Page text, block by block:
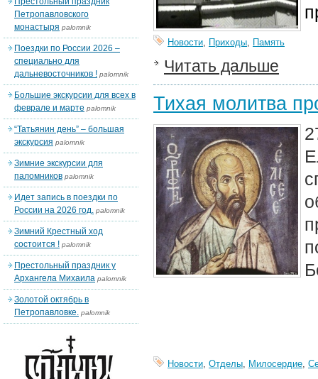
Новости, Приходы, Память
Читать дальше
Тихая молитва
Новости, Отделы, Милосердие,
Петропавловского
монастыря palomnik
Поездки по России 2026 –
специально для
дальневосточников ! palomnik
Большие экскурсии для всех в
феврале и марте palomnik
“Татьянин день” – большая
экскурсия palomnik
Зимние экскурсии для
паломников palomnik
Идет запись в поездки по
России на 2026 год. palomnik
Зимний Крестный ход
состоится ! palomnik
Престольный праздник у
Архангела Михаила palomnik
Золотой октябрь в
Петропавловке. palomnik